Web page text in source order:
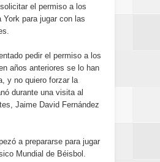
el permiso a los
York para jugar con las
pedir el permiso a los
años anteriores se lo han
y no quiero forzar la
durante una visita al
Jaime David Fernández
a prepararse para jugar
Mundial de Béisbol.